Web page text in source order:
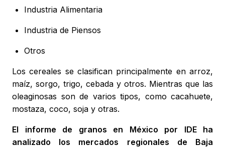
Industria Alimentaria
Industria de Piensos
Otros
Los cereales se clasifican principalmente en arroz,
maíz, sorgo, trigo, cebada y otros. Mientras que las
oleaginosas son de varios tipos, como cacahuete,
mostaza, coco, soja y otras.
El informe de granos en México por IDE ha
analizado los mercados regionales de Baja